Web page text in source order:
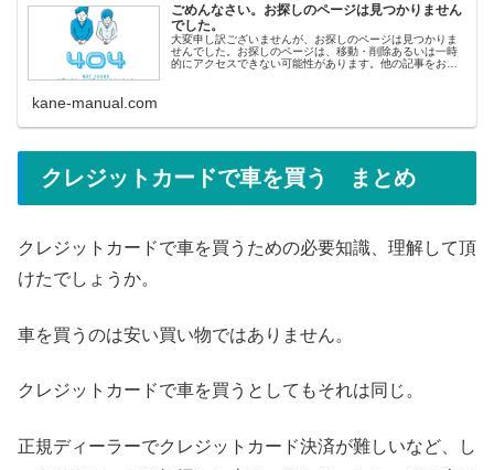
ごめんなさい。お探しのページは見つかりません
でした。
大変申し訳ございませんが、お探しのページは見つかりま
せんでした。お探しのページは、移動・削除あるいは一時
的にアクセスできない可能性があります。他の記事をお探
kane-manual.com
クレジットカードで車を買う まとめ
クレジットカードで車を買うための必要知識、理解して頂
けたでしょうか。
車を買うのは安い買い物ではありません。
クレジットカードで車を買うとしてもそれは同じ。
正規ディーラーでクレジットカード決済が難しいなど、し